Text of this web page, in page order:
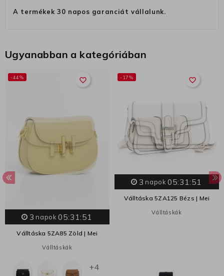
A termékek 30 napos garanciát vállalunk.
Ugyanabban a kategóriában
favorite_border
-44%
3 napok 05:31:50
Válltáska 5ZA85 Zöld | Mei
Válltáskák
+4
favorite_border
-17%
3 napok 05:31:50
Válltáska 5ZA125 Bézs | Mei
Válltáskák